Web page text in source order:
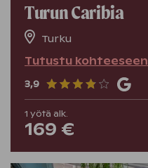
Turun Caribia
Turku
Tutustu kohteeseen
3,9
1 yötä alk.
169 €